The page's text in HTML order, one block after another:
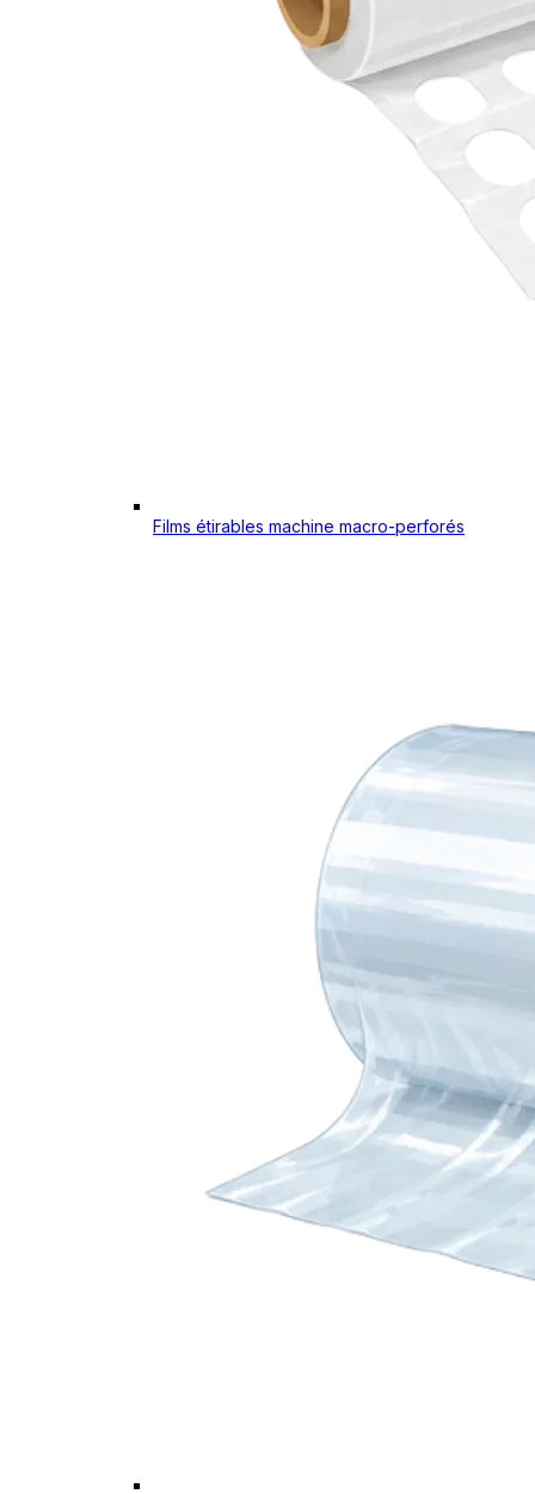
Films étirables machine macro-perforés